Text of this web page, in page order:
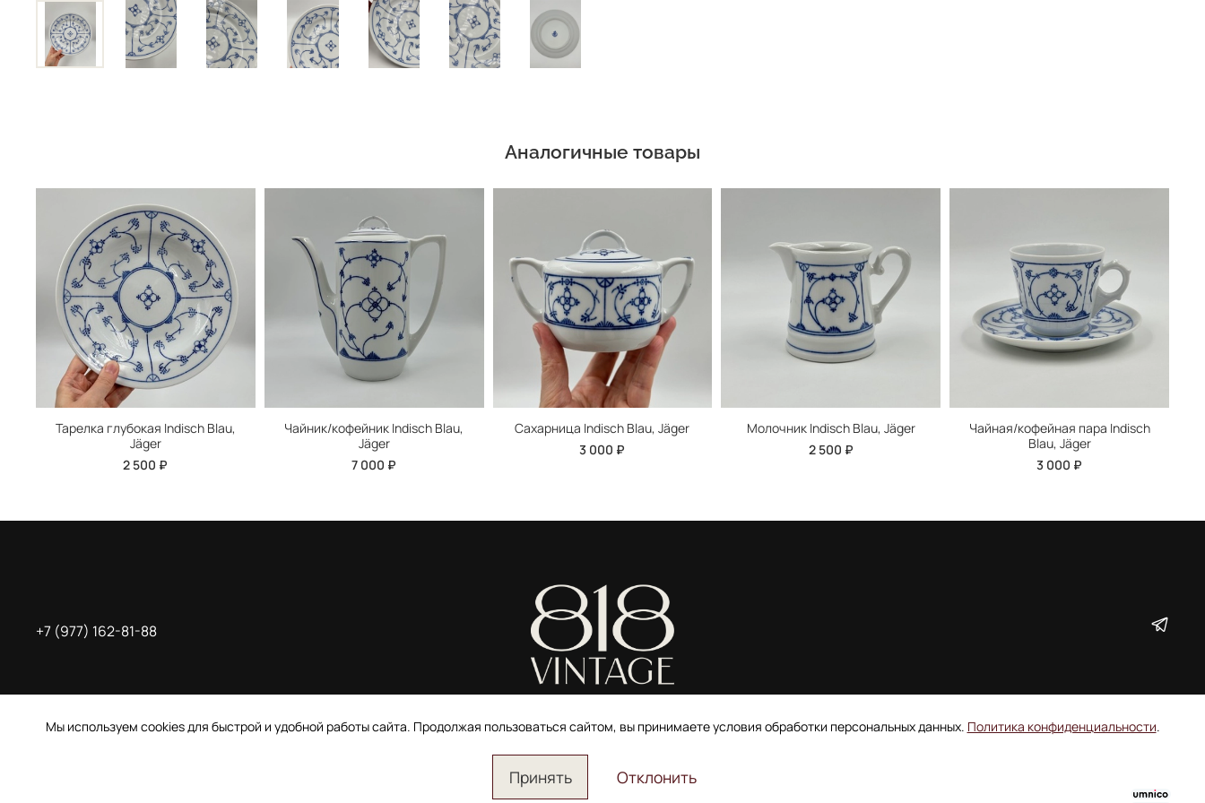
Аналогичные товары
Тарелка глубокая Indisch Blau,
Jäger
2 500 ₽
Чайник/кофейник Indisch Blau,
Jäger
7 000 ₽
Сахарница Indisch Blau, Jäger
3 000 ₽
Молочник Indisch Blau, Jäger
2 500 ₽
Чайная/кофейная пара Indisch
Blau, Jäger
3 000 ₽
+7 (977) 162-81-88
Пользовательское соглашение
Мы используем cookies для быстрой и удобной работы сайта. Продолжая пользоваться сайтом, вы принимаете условия обработки персональных данных. Политика конфиденциальности.
Принять Отклонить